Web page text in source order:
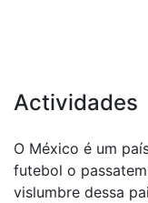
Actividades
O México é um
futebol o
vislumbre dessa